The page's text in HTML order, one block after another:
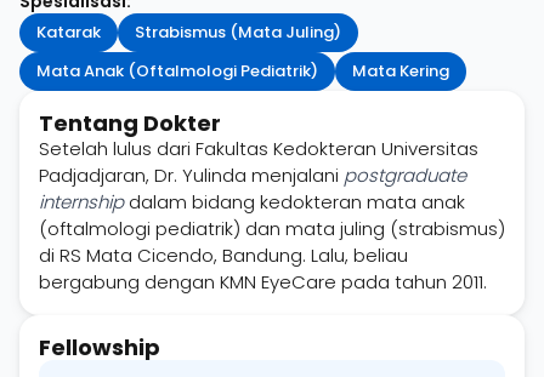
Katarak
Strabismus (Mata Juling)
Mata Anak (Oftalmologi Pediatrik)
Mata Kering
Tentang Dokter
Setelah lulus dari Fakultas Kedokteran Universitas
Padjadjaran, Dr. Yulinda menjalani postgraduate
internshipdalam bidang kedokteran mata anak
(oftalmologi pediatrik) dan mata juling (strabismus)
di RS Mata Cicendo, Bandung. Lalu, beliau
bergabung dengan KMN EyeCare pada tahun 2011.
Fellowship